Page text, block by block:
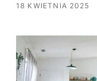
18 KWIETNIA 2025